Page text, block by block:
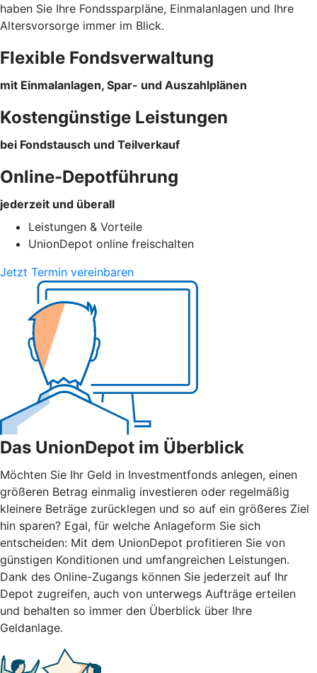
haben Sie Ihre Fondssparpläne, Einmalanlagen und Ihre
Altersvorsorge immer im Blick.
Flexible Fondsverwaltung
mit Einmalanlagen, Spar- und Auszahlplänen
Kostengünstige Leistungen
bei Fondstausch und Teilverkauf
Online-Depotführung
jederzeit und überall
Leistungen & Vorteile
UnionDepot online freischalten
Jetzt Termin vereinbaren
Das UnionDepot im Überblick
Möchten Sie Ihr Geld in Investmentfonds anlegen, einen
größeren Betrag einmalig investieren oder regelmäßig
kleinere Beträge zurücklegen und so auf ein größeres Ziel
hin sparen? Egal, für welche Anlageform Sie sich
entscheiden: Mit dem UnionDepot profitieren Sie von
günstigen Konditionen und umfangreichen Leistungen.
Dank des Online-Zugangs können Sie jederzeit auf Ihr
Depot zugreifen, auch von unterwegs Aufträge erteilen
und behalten so immer den Überblick über Ihre
Geldanlage.